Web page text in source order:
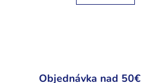
Objednávka nad 50€